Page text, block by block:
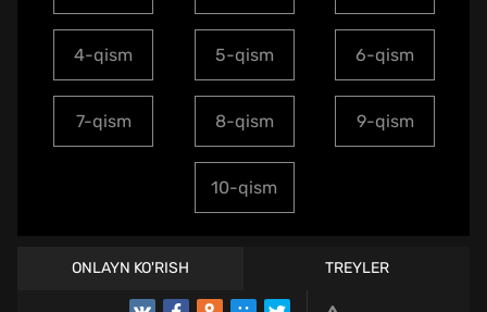
4-qism 5-qism 6-qism
7-qism 8-qism 9-qism
10-qism
ONLAYN KO'RISH TREYLER